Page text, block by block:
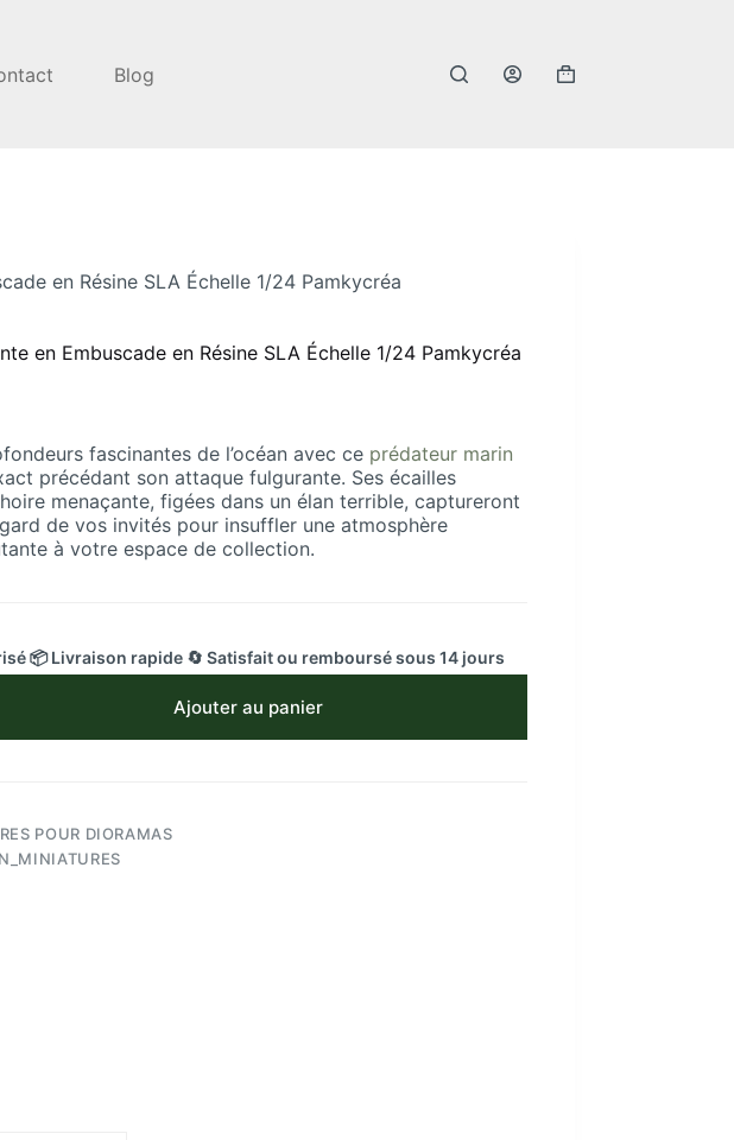
Blog
Panier
en Résine SLA Échelle 1/24 Pamkycréa
en Embuscade en Résine SLA Échelle 1/24 Pamkycréa
fascinantes de l’océan avec ce prédateur marin
précédant son attaque fulgurante. Ses écailles
menaçante, figées dans un élan terrible, captureront
de vos invités pour insuffler une atmosphère
à votre espace de collection.
📦 Livraison rapide 🔄 Satisfait ou remboursé sous 14 jours
Ajouter au panier
POUR DIORAMAS